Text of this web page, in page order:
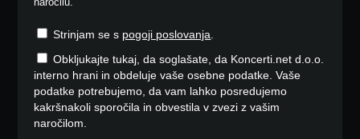
Strinjam se s pogoji poslovanja.
Obkljukajte tukaj, da soglašate, da Koncerti.net d.o.o.
interno hrani in obdeluje vaše osebne podatke. Vaše
podatke potrebujemo, da vam lahko posredujemo
kakršnakoli sporočila in obvestila v zvezi z vašim
naročilom.